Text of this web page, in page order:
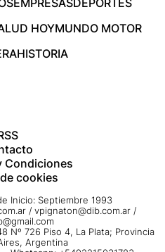
EMPRESASDEPORTES
HOYMUNDO MOTOR
HISTORIA
Condiciones
cookies
Inicio: Septiembre 1993
/ vpignaton@dib.com.ar /
Nº 726 Piso 4, La Plata; Provincia
Argentina